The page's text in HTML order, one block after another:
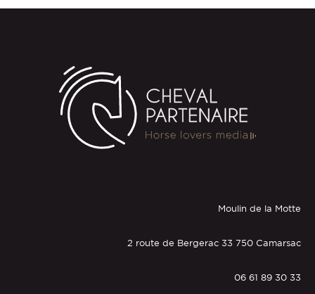
Moulin de la Motte
2 route de Bergerac 33 750 Camarsac
06 61 89 30 33